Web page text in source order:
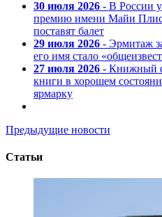
30 июля 2026 - В России
премию имени Майи
поставят балет
29 июля 2026 - Эрмитаж
его имя стало
27 июля 2026 - Книжный
книги в хорошем
ярмарку
Предыдущие новости
Статьи